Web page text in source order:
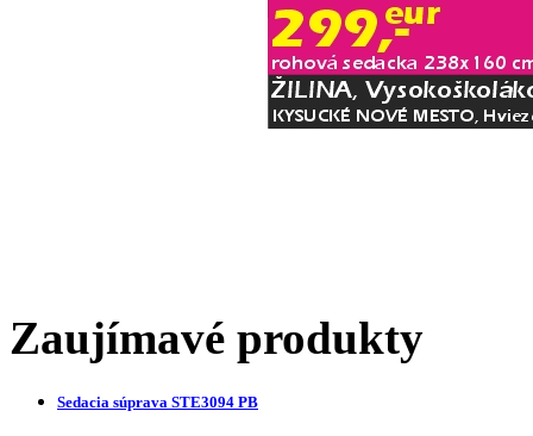
Zaujímavé produkty
Sedacia súprava STE3094 PB